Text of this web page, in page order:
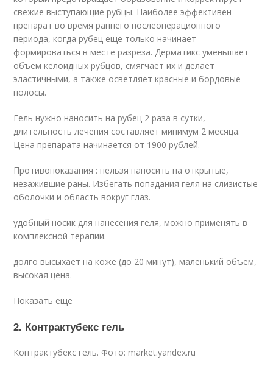
свежие выступающие рубцы. Наиболее эффективен
препарат во время раннего послеоперационного
периода, когда рубец еще только начинает
формироваться в месте разреза. Дерматикс уменьшает
объем келоидных рубцов, смягчает их и делает
эластичными, а также осветляет красные и бордовые
полосы.
Гель нужно наносить на рубец 2 раза в сутки,
длительность лечения составляет минимум 2 месяца.
Цена препарата начинается от 1900 рублей.
Противопоказания : нельзя наносить на открытые,
незажившие раны. Избегать попадания геля на слизистые
оболочки и область вокруг глаз.
удобный носик для нанесения геля, можно применять в
комплексной терапии.
долго высыхает на коже (до 20 минут), маленький объем,
высокая цена.
Показать еще
2. Контрактубекс гель
Контрактубекс гель. Фото: market.yandex.ru